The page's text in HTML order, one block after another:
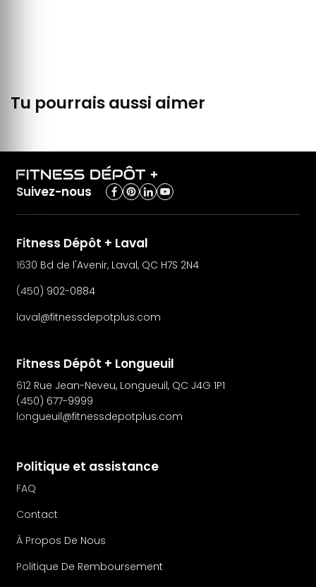
Tu pourrais aussi aimer
Suivez-nous
Fitness Dépôt + Laval
1630 Bd de l'Avenir, Laval, QC H7S 2N4
(450) 902-0884
laval@fitnessdepotplus.com
Fitness Dépôt + Longueuil
612 Rue Jean-Neveu, Longueuil, QC J4G 1P1
(450) 677-9999
longueuil@fitnessdepotplus.com
Politique et assistance
FAQ
Contact
À Propos De Nous
Politique De Remboursement